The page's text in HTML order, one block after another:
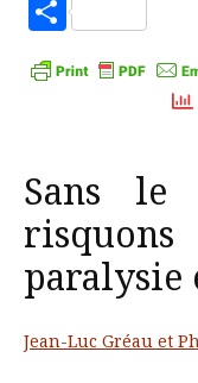
Sans le
paralysie
Jean-Luc Gréau et